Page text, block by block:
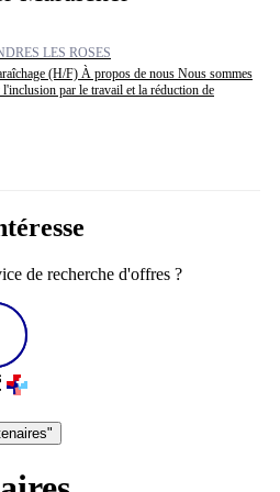
LES ROSES
(H/F) À propos de nous Nous sommes
par le travail et la réduction de
de recherche d'offres ?